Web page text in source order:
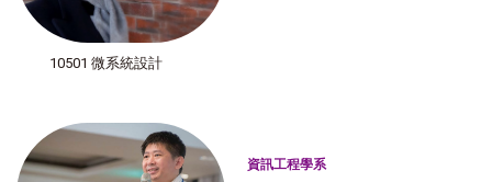
10501 微系統設計
資訊工程學系